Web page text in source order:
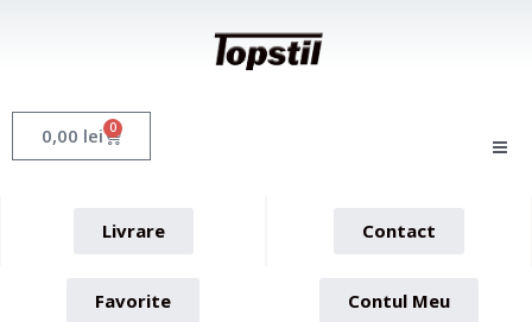
0,00 lei 0 Cart
Livrare Contact
Favorite Contul Meu